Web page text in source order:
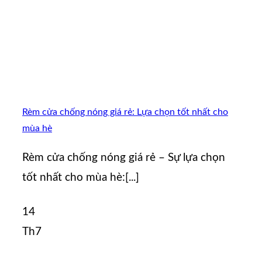
Rèm cửa chống nóng giá rẻ: Lựa chọn tốt nhất cho
mùa hè
Rèm cửa chống nóng giá rẻ – Sự lựa chọn
tốt nhất cho mùa hè:[...]
14
Th7